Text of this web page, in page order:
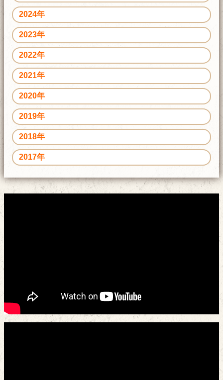
2024年
2023年
2022年
2021年
2020年
2019年
2018年
2017年